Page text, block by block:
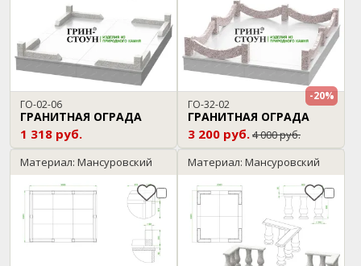
ГО-02-06
ГРАНИТНАЯ ОГРАДА
1 318 руб.
ГО-32-02
ГРАНИТНАЯ ОГРАДА
3 200 руб.4 000 руб.
-20%
Материал: Мансуровский Материал: Мансуровский